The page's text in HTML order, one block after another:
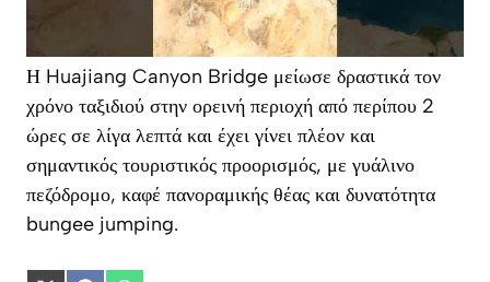
Η Huajiang Canyon Bridge μείωσε δραστικά τον
χρόνο ταξιδιού στην ορεινή περιοχή από περίπου 2
ώρες σε λίγα λεπτά και έχει γίνει πλέον και
σημαντικός τουριστικός προορισμός, με γυάλινο
πεζόδρομο, καφέ πανοραμικής θέας και δυνατότητα
bungee jumping.